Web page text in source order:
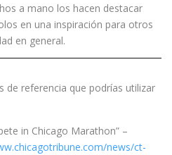
a mano los hacen destacar
en una inspiración para otros
en general.
de referencia que podrías utilizar
in Chicago Marathon” –
news/ct-